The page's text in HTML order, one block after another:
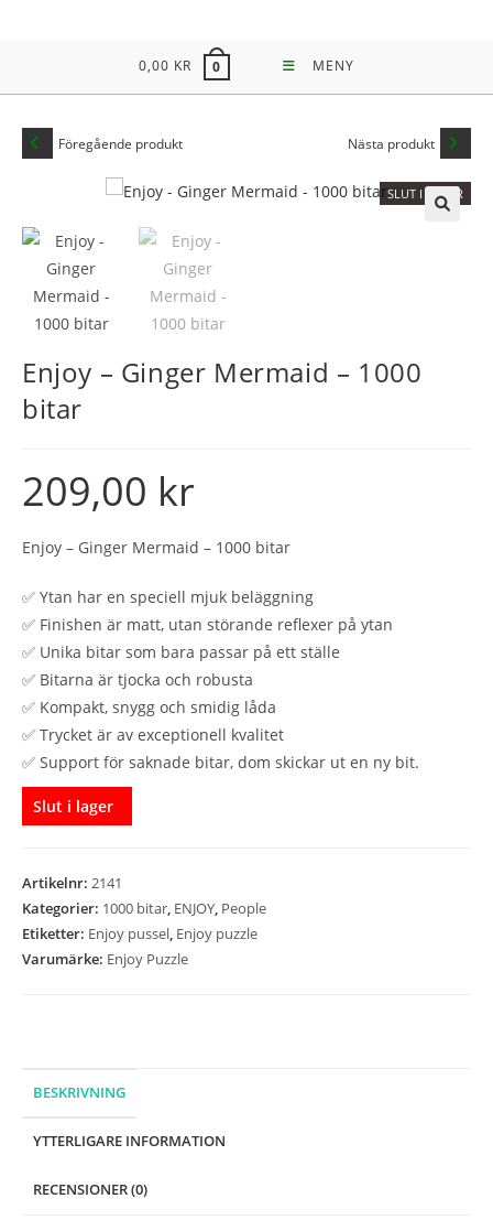
0,00 KR 0 MENY
Föregående produkt Nästa produkt
SLUT I LAGER
Enjoy – Ginger Mermaid – 1000
bitar
209,00 kr
Enjoy – Ginger Mermaid – 1000 bitar
✅ Ytan har en speciell mjuk beläggning
✅ Finishen är matt, utan störande reflexer på ytan
✅ Unika bitar som bara passar på ett ställe
✅ Bitarna är tjocka och robusta
✅ Kompakt, snygg och smidig låda
✅ Trycket är av exceptionell kvalitet
✅ Support för saknade bitar, dom skickar ut en ny bit.
Slut i lager
Artikelnr: 2141
Kategorier: 1000 bitar, ENJOY, People
Etiketter: Enjoy pussel, Enjoy puzzle
Varumärke: Enjoy Puzzle
BESKRIVNING
YTTERLIGARE INFORMATION
RECENSIONER (0)